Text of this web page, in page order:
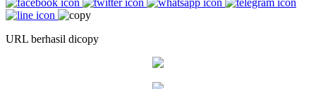
URL berhasil dicopy